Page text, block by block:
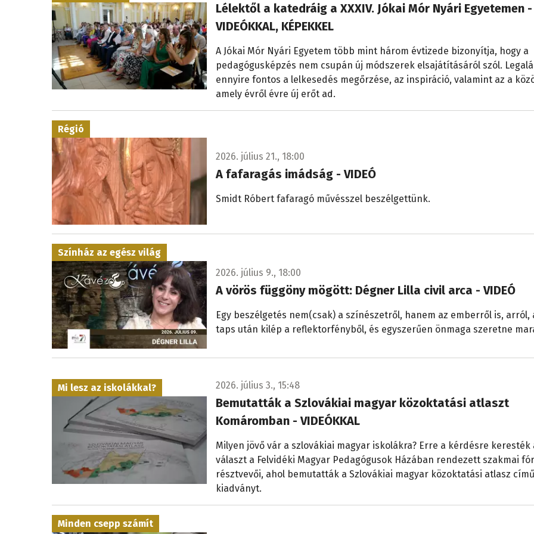
Lélektől a katedráig a XXXIV. Jókai Mór Nyári Egyetemen -
VIDEÓKKAL, KÉPEKKEL
A Jókai Mór Nyári Egyetem több mint három évtizede bizonyítja, hogy a
pedagógusképzés nem csupán új módszerek elsajátításáról szól.
ennyire fontos a lelkesedés megőrzése, az inspiráció, valamint az a
amely évről évre új erőt ad.
Régió
2026. július 21., 18:00
A fafaragás imádság - VIDEÓ
Smidt Róbert fafaragó művésszel beszélgettünk.
Színház az egész világ
2026. július 9., 18:00
A vörös függöny mögött: Dégner Lilla civil arca - VIDEÓ
Egy beszélgetés nem(csak) a színészetről, hanem az emberről is, arról,
taps után kilép a reflektorfényből, és egyszerűen önmaga szeretne
Mi lesz az iskolákkal? 2026. július 3., 15:48
Bemutatták a Szlovákiai magyar közoktatási atlaszt
Komáromban - VIDEÓKKAL
Milyen jövő vár a szlovákiai magyar iskolákra? Erre a kérdésre keresték
választ a Felvidéki Magyar Pedagógusok Házában rendezett szakmai
résztvevői, ahol bemutatták a Szlovákiai magyar közoktatási atlasz című
kiadványt.
Minden csepp számít